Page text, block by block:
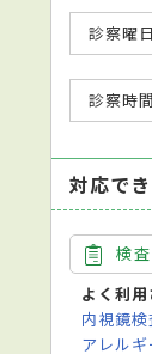
診察曜
診察時
対応で
検
よく利
内視鏡検
アレル